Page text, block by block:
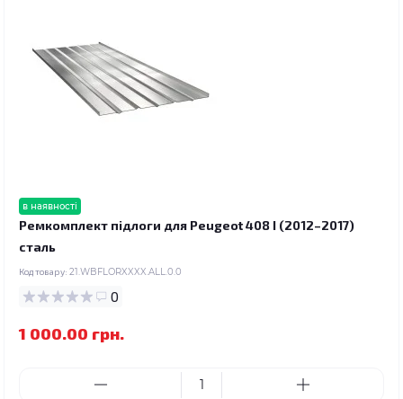
в наявності
Ремкомплект підлоги для Peugeot 408 I (2012–2017)
сталь
Код товару: 21.WBFLORXXXX.ALL.0.0
0
1 000.00 грн.